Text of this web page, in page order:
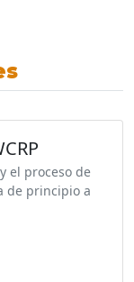
el proceso de
de principio a